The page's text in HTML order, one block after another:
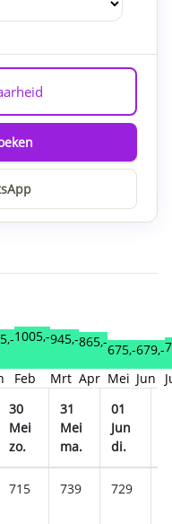
1005,-
Feb
945,-
Mrt
865,-
Apr
675,-
Mei
679,-
Jun
30
Mei
zo.
31
Mei
ma.
01
Jun
di.
715 739 729